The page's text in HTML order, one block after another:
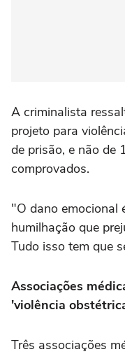
A criminalista
projeto para
de prisão, e não de
comprovados.
"O dano emocional
humilhação que
Tudo isso tem que
Associações
'violência
Três associações